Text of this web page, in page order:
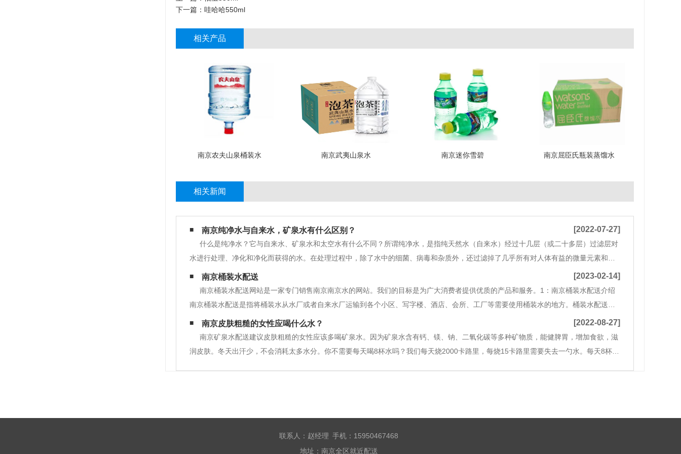
下一篇： 哇哈哈550ml
相关产品
南京农夫山泉桶装水 南京武夷山泉水 南京迷你雪碧 南京屈臣氏瓶装蒸馏水
相关新闻
南京纯净水与自来水，矿泉水有什么区别？ [2022-07-27]
什么是纯净水？它与自来水、矿泉水和太空水有什么不同？所谓纯净水，是指纯天然水（自来水）经过十几层（或二十多层）过滤层对
水进行处理、净化和净化而获得的水。在处理过程中，除了水中的细菌、病毒和杂质外，还过滤掉了几乎所有对人体有益的微量元素和无
机矿物质。这样，南京纯净水中的总溶解量等于零。因此，它具有很强的溶解各种微量元素和营养素的能力。如果人们大量饮用纯净水，
体内必需的微量元素和吸入的营养物质会迅速溶
南京桶装水配送 [2023-02-14]
南京桶装水配送网站是一家专门销售南京南京水的网站。我们的目标是为广大消费者提供优质的产品和服务。1：南京桶装水配送介绍
南京桶装水配送是指将桶装水从水厂或者自来水厂运输到各个小区、写字楼、酒店、会所、工厂等需要使用桶装水的地方。桶装水配送一
般都是5桶水或者10桶水一组进行配送。桶装水配送设备主要是指配送车。而桶装水配送车主要分为液体运输车、桶装水配送车、汽油配送
车、纯水配送车和液态气体配送车
南京皮肤粗糙的女性应喝什么水？ [2022-08-27]
南京矿泉水配送建议皮肤粗糙的女性应该多喝矿泉水。因为矿泉水含有钙、镁、钠、二氧化碳等多种矿物质，能健脾胃，增加食欲，滋
润皮肤。冬天出汗少，不会消耗太多水分。你不需要每天喝8杯水吗？我们每天烧2000卡路里，每烧15卡路里需要失去一勺水。每天8杯水
联系人：赵经理 手机：15950467468
地址：南京全区就近配送